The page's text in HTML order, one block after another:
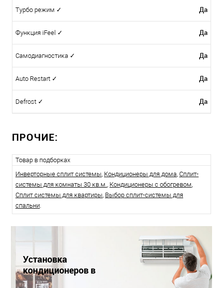
Турбо режим ✓ Да
Функция iFeel ✓ Да
Самодиагностика ✓ Да
Auto Restart ✓ Да
Defrost ✓ Да
ПРОЧИЕ:
Товар в подборках
Инверторные сплит системы, Кондиционеры для дома, Сплит-
системы для комнаты 30 кв.м., Кондиционеры с обогревом,
Сплит системы для квартиры, Выбор сплит-системы для
спальни.
Установка
кондиционеров в
Краснодаре